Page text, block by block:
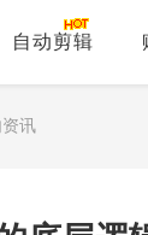
自动剪辑
讯